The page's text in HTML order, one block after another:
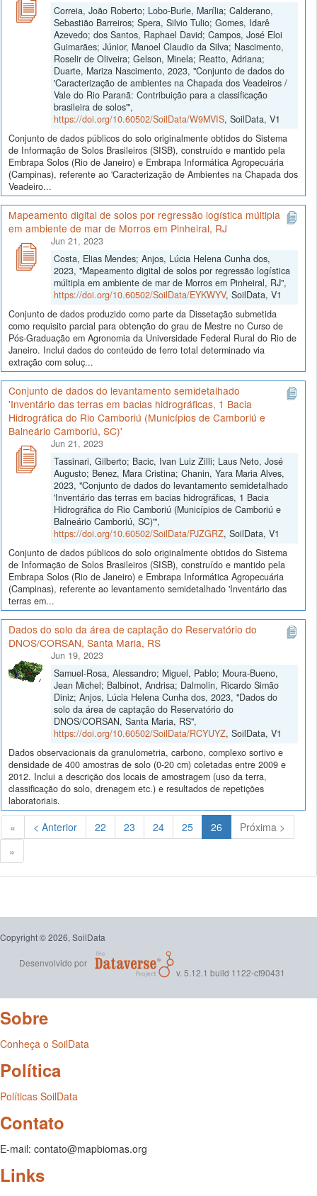
Correia, João Roberto; Lobo-Burle, Marília; Calderano,
Sebastião Barreiros; Spera, Silvio Tulio; Gomes, Idarê
Azevedo; dos Santos, Raphael David; Campos, José Eloi
Guimarães; Júnior, Manoel Claudio da Silva; Nascimento,
Roselir de Oliveira; Gelson, Minela; Reatto, Adriana;
Duarte, Mariza Nascimento, 2023, "Conjunto de dados do
'Caracterização de ambientes na Chapada dos Veadeiros /
Vale do Rio Paranã: Contribuição para a classificação
brasileira de solos'",
https://doi.org/10.60502/SoilData/W9MVIS, SoilData, V1
Conjunto de dados públicos do solo originalmente obtidos do Sistema
de Informação de Solos Brasileiros (SISB), construído e mantido pela
Embrapa Solos (Rio de Janeiro) e Embrapa Informática Agropecuária
(Campinas), referente ao 'Caracterização de Ambientes na Chapada dos
Veadeiro...
Mapeamento digital de solos por regressão logística múltipla
em ambiente de mar de Morros em Pinheiral, RJ
Jun 21, 2023
Costa, Elias Mendes; Anjos, Lúcia Helena Cunha dos,
2023, "Mapeamento digital de solos por regressão logística
múltipla em ambiente de mar de Morros em Pinheiral, RJ",
https://doi.org/10.60502/SoilData/EYKWYV, SoilData, V1
Conjunto de dados produzido como parte da Dissetação submetida
como requisito parcial para obtenção do grau de Mestre no Curso de
Pós-Graduação em Agronomia da Universidade Federal Rural do Rio de
Janeiro. Inclui dados do conteúdo de ferro total determinado via
extração com soluç...
Conjunto de dados do levantamento semidetalhado
'Inventário das terras em bacias hidrográficas, 1 Bacia
Hidrográfica do Rio Camboriú (Municípios de Camboriú e
Balneário Camboriú, SC)'
Jun 21, 2023
Tassinari, Gilberto; Bacic, Ivan Luiz Zilli; Laus Neto, José
Augusto; Benez, Mara Cristina; Chanin, Yara Maria Alves,
2023, "Conjunto de dados do levantamento semidetalhado
'Inventário das terras em bacias hidrográficas, 1 Bacia
Hidrográfica do Rio Camboriú (Municípios de Camboriú e
Balneário Camboriú, SC)'",
https://doi.org/10.60502/SoilData/PJZGRZ, SoilData, V1
Conjunto de dados públicos do solo originalmente obtidos do Sistema
de Informação de Solos Brasileiros (SISB), construído e mantido pela
Embrapa Solos (Rio de Janeiro) e Embrapa Informática Agropecuária
(Campinas), referente ao levantamento semidetalhado 'Inventário das
terras em...
Dados do solo da área de captação do Reservatório do
DNOS/CORSAN, Santa Maria, RS
Jun 19, 2023
Samuel-Rosa, Alessandro; Miguel, Pablo; Moura-Bueno,
Jean Michel; Balbinot, Andrisa; Dalmolin, Ricardo Simão
Diniz; Anjos, Lúcia Helena Cunha dos, 2023, "Dados do
solo da área de captação do Reservatório do
DNOS/CORSAN, Santa Maria, RS",
https://doi.org/10.60502/SoilData/RCYUYZ, SoilData, V1
Dados observacionais da granulometria, carbono, complexo sortivo e
densidade de 400 amostras de solo (0-20 cm) coletadas entre 2009 e
2012. Inclui a descrição dos locais de amostragem (uso da terra,
classificação do solo, drenagem etc.) e resultados de repetições
laboratoriais.
« < Anterior 22 23 24 25 26 (Atual)Próxima >
»
Copyright © 2026, SoilData
Desenvolvido por
v. 5.12.1 build 1122-cf90431
Sobre
Conheça o SoilData
Política
Políticas SoilData
Contato
E-mail: contato@mapbiomas.org
Links